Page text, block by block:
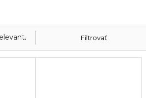
Filtrovať